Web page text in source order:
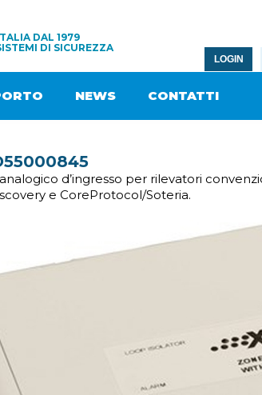
DAL 1979
DI SICUREZZA
LOGIN
NEWS CONTATTI
d’ingresso per rilevatori
e CoreProtocol/Soteria.